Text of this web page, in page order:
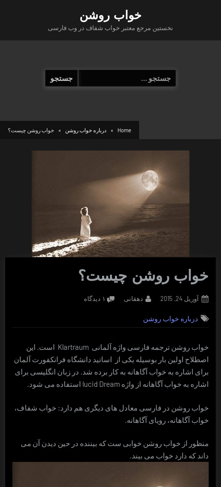
خواب روشن
نخستین مرجع معتبر خواب شفاف در وب فارسی
جستجو
برای:
Home درباره خواب روشن خواب روشن چیست؟
خواب روشن چیست؟
Posted
آوریل 24, 2015 By
دهقانی ۱ دیدگاه
چیست؟
درباره خواب روشن
خواب روشن ترجمه فارسی واژه آلمانی Klartraum است. این
اصطلاح اولین بار بوسیله یکی از اساتید دانشگاه فرانکفورت آلمان
برای اشاره به خواب آگاهانه به کار برده شد. در زبان انگلیسی برای
اشاره به خواب آگاهانه از واژه lucid Dream استفاده می شود.
خواب روشن در فارسی معادل های دیگری هم دارد: خواب شفاف،
خواب آگاهانه، رویای آگاهانه.
منظور از خواب روشن خوابی ست که بیننده در حین دیدن آن می
داند که دارد خواب می بیند.